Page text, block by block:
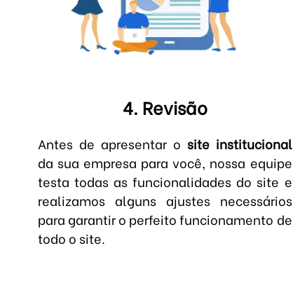
4. Revisão
Antes de apresentar o site institucional
da sua empresa para você, nossa equipe
testa todas as funcionalidades do site e
realizamos alguns ajustes necessários
para garantir o perfeito funcionamento de
todo o site.